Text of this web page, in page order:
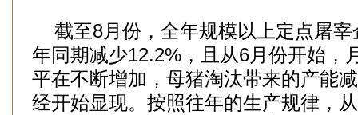
截至8月份，全年规模以上定点屠宰
年同期减少12.2%，且从6月份开始，
平在不断增加，母猪淘汰带来的产能
经开始显现。按照往年的生产规律，